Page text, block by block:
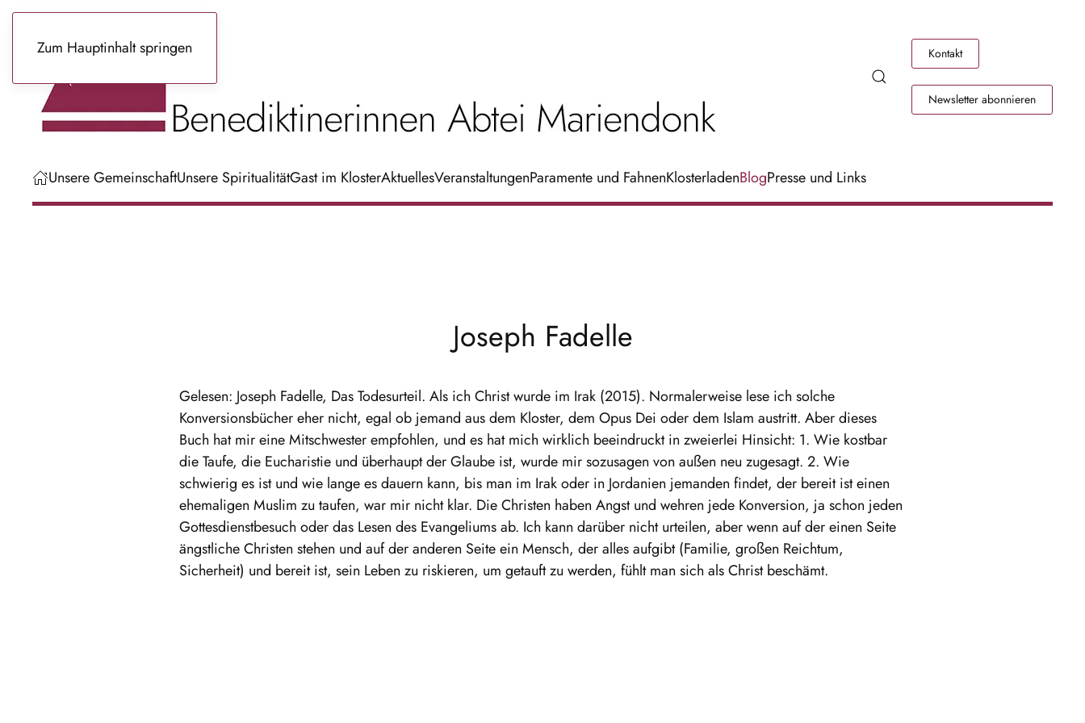
Zum Hauptinhalt springen Kontakt
Newsletter abonnieren
Unsere GemeinschaftUnsere SpiritualitätGast im KlosterAktuellesVeranstaltungenParamente und FahnenKlosterladenBlogPresse und Links
Joseph Fadelle
Gelesen: Joseph Fadelle, Das Todesurteil. Als ich Christ wurde im Irak (2015). Normalerweise lese ich solche
Konversionsbücher eher nicht, egal ob jemand aus dem Kloster, dem Opus Dei oder dem Islam austritt. Aber dieses
Buch hat mir eine Mitschwester empfohlen, und es hat mich wirklich beeindruckt in zweierlei Hinsicht: 1. Wie kostbar
die Taufe, die Eucharistie und überhaupt der Glaube ist, wurde mir sozusagen von außen neu zugesagt. 2. Wie
schwierig es ist und wie lange es dauern kann, bis man im Irak oder in Jordanien jemanden findet, der bereit ist einen
ehemaligen Muslim zu taufen, war mir nicht klar. Die Christen haben Angst und wehren jede Konversion, ja schon jeden
Gottesdienstbesuch oder das Lesen des Evangeliums ab. Ich kann darüber nicht urteilen, aber wenn auf der einen Seite
ängstliche Christen stehen und auf der anderen Seite ein Mensch, der alles aufgibt (Familie, großen Reichtum,
Sicherheit) und bereit ist, sein Leben zu riskieren, um getauft zu werden, fühlt man sich als Christ beschämt.